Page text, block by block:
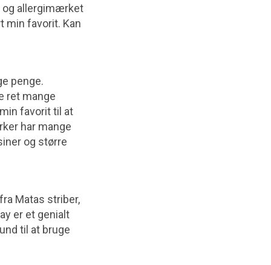
og allergimærket
min favorit. Kan
penge.
ret mange
favorit til at
har mange
og større
Matas striber,
er et genialt
til at bruge